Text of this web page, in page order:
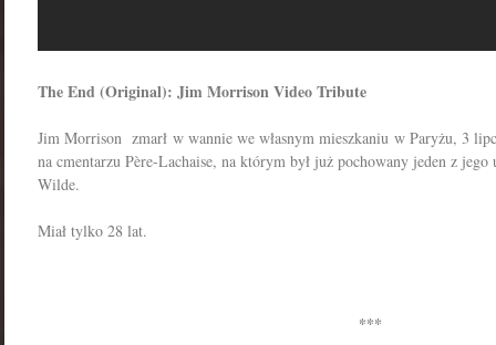
The End (Original): Jim Morrison Video Tribute
Jim Morrison zmarł w wannie we własnym mieszkaniu w Paryżu, 3
na cmentarzu Père-Lachaise, na którym był już pochowany jeden z
Wilde.
Miał tylko 28 lat.
***